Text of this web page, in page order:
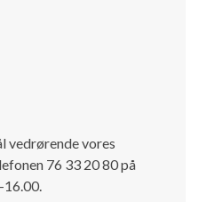
vedrørende vores
76 33 20 80 på
16.00.